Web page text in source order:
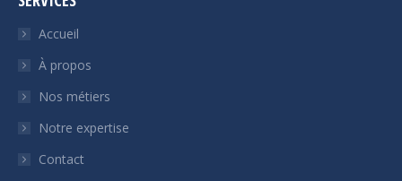
opens
window
opens
in
window
Accueil
À propos
Nos métiers
Notre expertise
Contact